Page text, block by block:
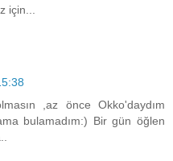
için...
,az önce Okko'daydım
bulamadım:) Bir gün öğlen